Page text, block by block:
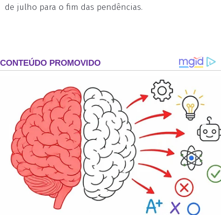
de julho para o fim das pendências.